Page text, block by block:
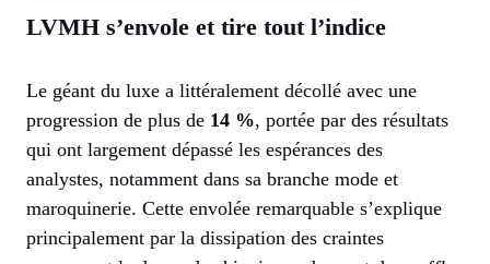
LVMH s’envole et tire tout l’indice
Le géant du luxe a littéralement décollé avec une
progression de plus de 14 %, portée par des résultats
qui ont largement dépassé les espérances des
analystes, notamment dans sa branche mode et
maroquinerie. Cette envolée remarquable s’explique
principalement par la dissipation des craintes